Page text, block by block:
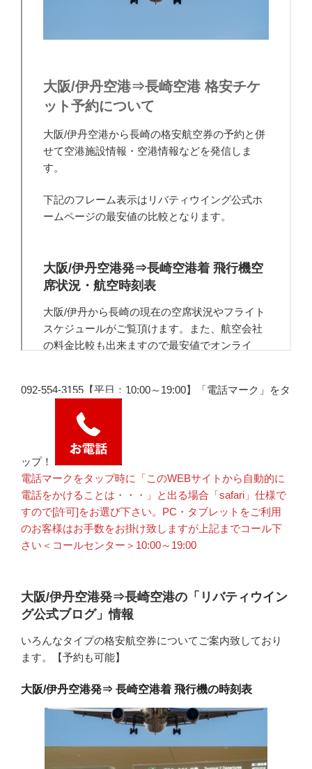
092-554-3155【平日：10:00～19:00】「電話マーク」をタ
ップ！
電話マークをタップ時に「このWEBサイトから自動的に
電話をかけることは・・・」と出る場合「safari」仕様で
すので[許可]をお選び下さい。PC・タブレットをご利用
のお客様はお手数をお掛け致しますが上記までコール下
さい＜コールセンター＞10:00～19:00
大阪/伊丹空港発⇒長崎空港の「リバティウイン
グ公式ブログ」情報
いろんなタイプの格安航空券についてご案内致しており
ます。【予約も可能】
大阪/伊丹空港発⇒ 長崎空港着 飛行機の時刻表